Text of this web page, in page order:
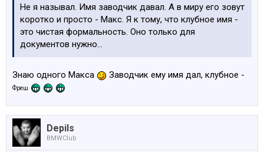
Не я называл. Имя заводчик давал. А в миру его зовут
коротко и просто - Макс. Я к тому, что клубное имя -
это чистая формальность. Оно только для
документов нужно...
Знаю одного Макса Заводчик ему имя дал, клубное -
Фреш
Depils
BMWClub